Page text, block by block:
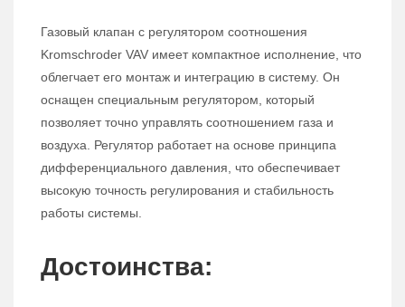
Газовый клапан с регулятором соотношения
Kromschroder VAV имеет компактное исполнение, что
облегчает его монтаж и интеграцию в систему. Он
оснащен специальным регулятором, который
позволяет точно управлять соотношением газа и
воздуха. Регулятор работает на основе принципа
дифференциального давления, что обеспечивает
высокую точность регулирования и стабильность
работы системы.
Достоинства: